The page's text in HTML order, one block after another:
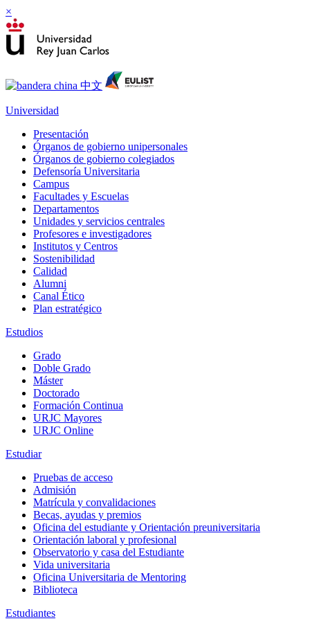
×
Universidad
Presentación
Órganos de gobierno unipersonales
Órganos de gobierno colegiados
Defensoría Universitaria
Campus
Facultades y Escuelas
Departamentos
Unidades y servicios centrales
Profesores e investigadores
Institutos y Centros
Sostenibilidad
Calidad
Alumni
Canal Ético
Plan estratégico
Estudios
Grado
Doble Grado
Máster
Doctorado
Formación Continua
URJC Mayores
URJC Online
Estudiar
Pruebas de acceso
Admisión
Matrícula y convalidaciones
Becas, ayudas y premios
Oficina del estudiante y Orientación preuniversitaria
Orientación laboral y profesional
Observatorio y casa del Estudiante
Vida universitaria
Oficina Universitaria de Mentoring
Biblioteca
Estudiantes